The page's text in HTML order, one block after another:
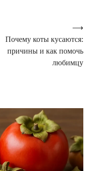
Почему коты кусаются:
причины и как помочь
любимцу
⟶